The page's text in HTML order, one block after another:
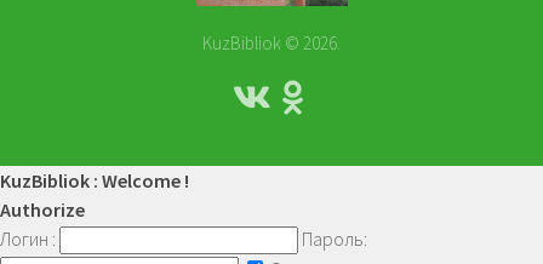
KuzBibliok © 2026.
KuzBibliok : Welcome !
Authorize
Логин :
Пароль: